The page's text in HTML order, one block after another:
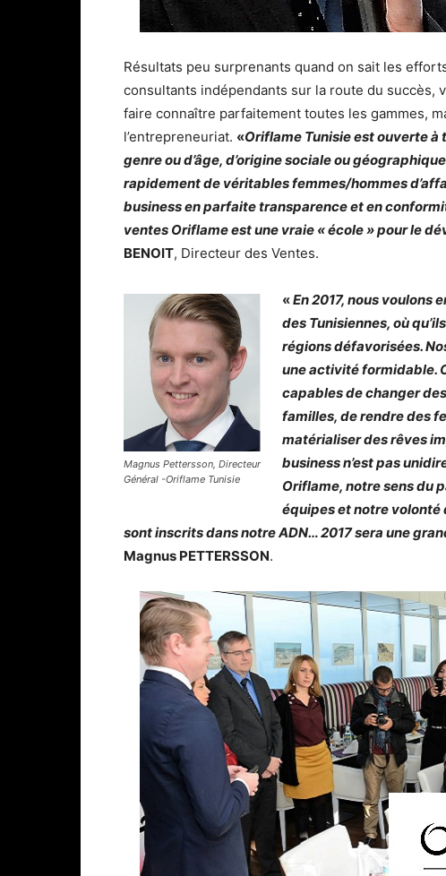
Résultats peu surprenants quand on sait les
consultants indépendants sur la route du succès,
faire connaître parfaitement toutes les gammes,
l’entrepreneuriat. «Oriflame Tunisie est ouverte
genre ou d’âge, d’origine sociale ou
rapidement de véritables femmes/hommes
business en parfaite transparence et en
ventes Oriflame est une vraie « école » pour le
BENOIT, Directeur des Ventes.
Magnus Pettersson, Directeur
Général -Oriflame Tunisie
«En 2017, nous voulons
des Tunisiennes, où
régions défavorisées.
une activité formidable.
capables de changer
familles, de rendre des
matérialiser des rêves
business n’est pas
Oriflame, notre sens du
équipes et notre
sont inscrits dans notre ADN… 2017 sera une
Magnus PETTERSSON.